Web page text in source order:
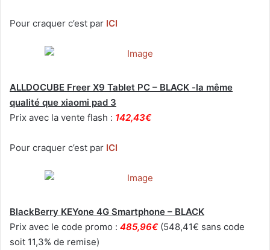
Pour craquer c’est par ICI
ALLDOCUBE Freer X9 Tablet PC – BLACK -la même
qualité que xiaomi pad 3
Prix avec la vente flash : 142,43€
Pour craquer c’est par ICI
BlackBerry KEYone 4G Smartphone – BLACK
Prix avec le code promo : 485,96€ (548,41€ sans code
soit 11,3% de remise)